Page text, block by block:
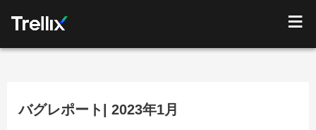
バグレポート| 2023年1月